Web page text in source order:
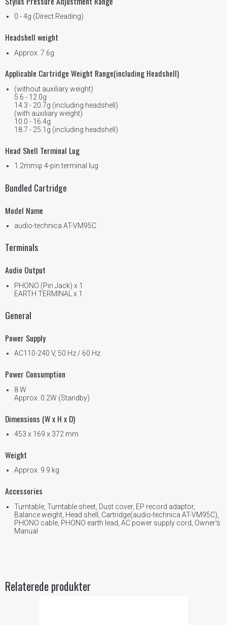
0 - 4g (Direct Reading)
Headshell weight
Approx. 7.6g
Applicable Cartridge Weight Range(including Headshell)
(without auxiliary weight)
5.6 - 12.0g
14.3 - 20.7g (including headshell)
(with auxiliary weight)
10.0 - 16.4g
18.7 - 25.1g (including headshell)
Head Shell Terminal Lug
1.2mmφ 4-pin terminal lug
Bundled Cartridge
Model Name
audio-technica AT-VM95C
Terminals
Audio Output
PHONO (Pin Jack) x 1
EARTH TERMINAL x 1
General
Power Supply
AC110-240 V, 50 Hz / 60 Hz
Power Consumption
8 W
Approx. 0.2W (Standby)
Dimensions (W x H x D)
453 x 169 x 372 mm
Weight
Approx. 9.9 kg
Accessories
Turntable, Turntable sheet, Dust cover, EP record adaptor,
Balance weight, Head shell, Cartridge(audio-technica AT-VM95C),
PHONO cable, PHONO earth lead, AC power supply cord, Owner's
Manual
Relaterede produkter